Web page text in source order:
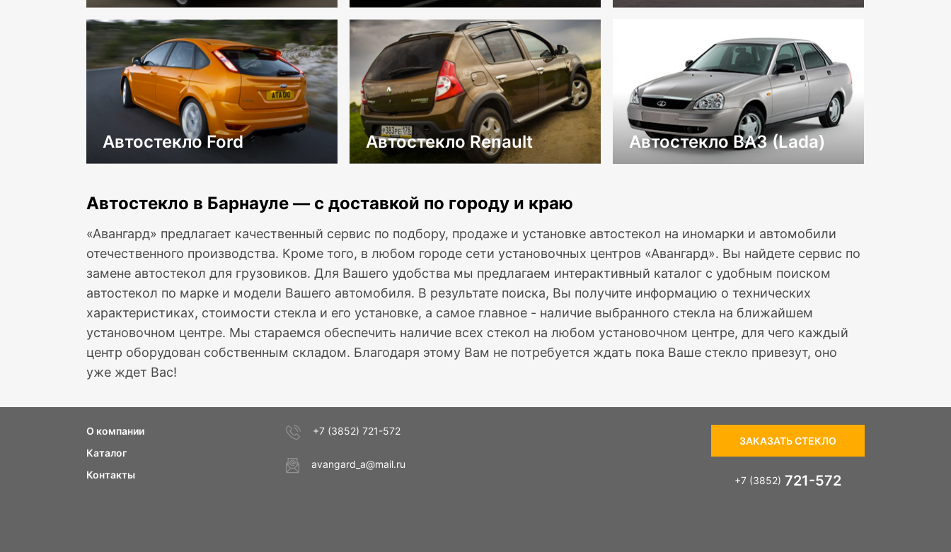
Автостекло Ford Автостекло Renault Автостекло ВАЗ (Lada)
Автостекло в Барнауле — с доставкой по городу и краю
«Авангард» предлагает качественный сервис по подбору, продаже и установке автостекол на иномарки и автомобили
отечественного производства. Кроме того, в любом городе сети установочных центров «Авангард». Вы найдете сервис по
замене автостекол для грузовиков. Для Вашего удобства мы предлагаем интерактивный каталог с удобным поиском
автостекол по марке и модели Вашего автомобиля. В результате поиска, Вы получите информацию о технических
характеристиках, стоимости стекла и его установке, а самое главное - наличие выбранного стекла на ближайшем
установочном центре. Мы стараемся обеспечить наличие всех стекол на любом установочном центре, для чего каждый
центр оборудован собственным складом. Благодаря этому Вам не потребуется ждать пока Ваше стекло привезут, оно
уже ждет Вас!
О компании
Каталог
Контакты
+7 (3852) 721-572
avangard_a@mail.ru
ЗАКАЗАТЬ СТЕКЛО
+7 (3852) 721-572